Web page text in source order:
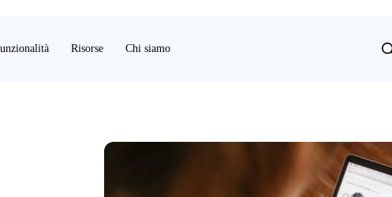
Risorse Chi siamo